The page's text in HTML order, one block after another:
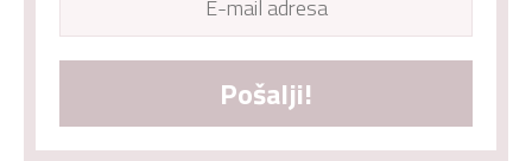
Pošalji!